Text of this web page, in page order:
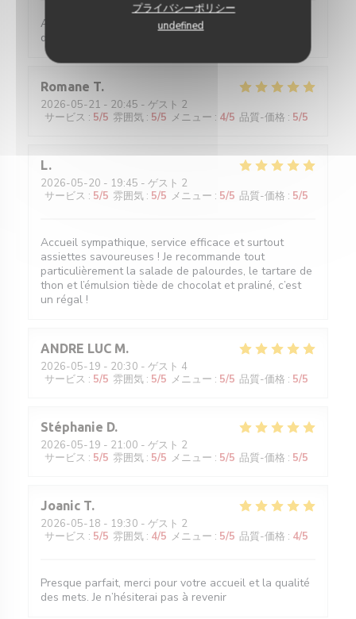
プライバシーポリシー
undefined
Accueil parfait. Accueil parfait. Plats toujours
délicieux et raffinés.
Romane T
2026-05-21 - 20:45 - ゲスト 2
サービス : 5/5 雰囲気 : 5/5 メニュー : 4/5 品質-価格 : 5/5
L
2026-05-20 - 19:45 - ゲスト 2
サービス : 5/5 雰囲気 : 5/5 メニュー : 5/5 品質-価格 : 5/5
Accueil sympathique, service efficace et surtout
assiettes savoureuses ! Je recommande tout
particulièrement la salade de palourdes, le tartare de
thon et l’émulsion tiède de chocolat et praliné, c’est
un régal !
ANDRE LUC M
2026-05-19 - 20:30 - ゲスト 4
サービス : 5/5 雰囲気 : 5/5 メニュー : 5/5 品質-価格 : 5/5
Stéphanie D
2026-05-19 - 21:00 - ゲスト 2
サービス : 5/5 雰囲気 : 5/5 メニュー : 5/5 品質-価格 : 5/5
Joanic T
2026-05-18 - 19:30 - ゲスト 2
サービス : 5/5 雰囲気 : 4/5 メニュー : 5/5 品質-価格 : 4/5
Presque parfait, merci pour votre accueil et la qualité
des mets. Je n’hésiterai pas à revenir